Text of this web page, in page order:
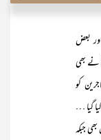
بعض
بھی
کو
گیا …
جبکہ